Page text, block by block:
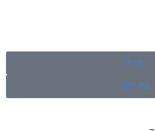
קנייה
צור קשר